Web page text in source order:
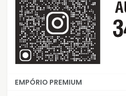
EMPÓRIO PREMIUM